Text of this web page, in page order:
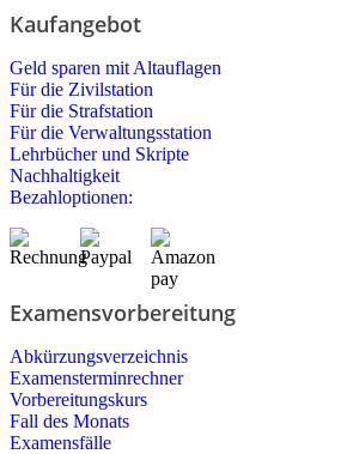
Kaufangebot
Geld sparen mit Altauflagen
Für die Zivilstation
Für die Strafstation
Für die Verwaltungsstation
Lehrbücher und Skripte
Nachhaltigkeit
Bezahloptionen:
Examensvorbereitung
Abkürzungsverzeichnis
Examensterminrechner
Vorbereitungskurs
Fall des Monats
Examensfälle